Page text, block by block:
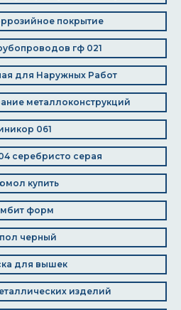
покрытие
гф 021
для Наружных Работ
металлоконструкций
061
серебристо серая
купить
форм
черный
для вышек
изделий